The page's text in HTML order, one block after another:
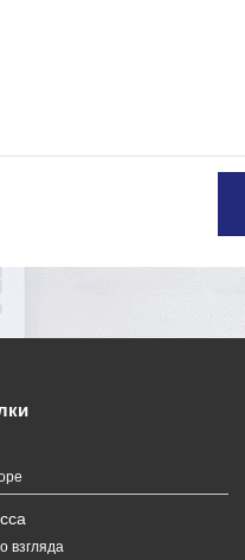
взгляда